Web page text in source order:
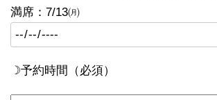
満席：7/13㈪
☽予約時間（必須）